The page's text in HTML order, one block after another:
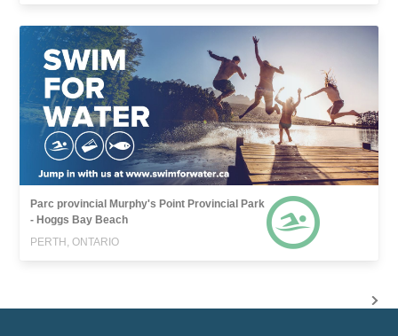
Parc provincial Murphy's Point Provincial Park
- Hoggs Bay Beach
PERTH, ONTARIO